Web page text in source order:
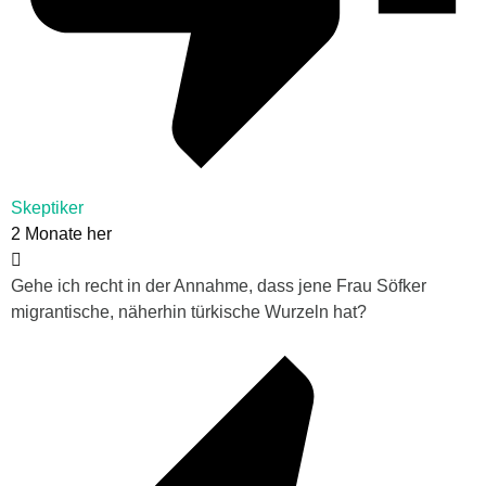
Skeptiker
2 Monate her
Gehe ich recht in der Annahme, dass jene Frau Söfker
migrantische, näherhin türkische Wurzeln hat?